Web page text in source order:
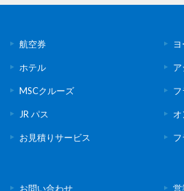
航空券
ホテル
MSCクルーズ
JR パス
お見積りサービス
お問い合わせ 営